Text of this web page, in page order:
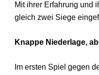
Mit ihrer Erfahrung und
gleich zwei Siege
Knappe Niederlage,
Im ersten Spiel gegen